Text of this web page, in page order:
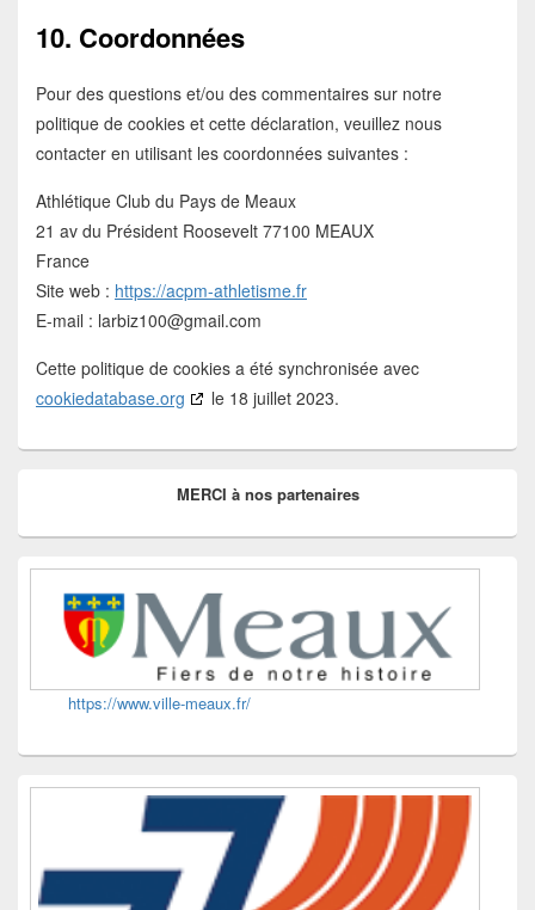
10. Coordonnées
Pour des questions et/ou des commentaires sur notre
politique de cookies et cette déclaration, veuillez nous
contacter en utilisant les coordonnées suivantes :
Athlétique Club du Pays de Meaux
21 av du Président Roosevelt 77100 MEAUX
France
Site web : https://acpm-athletisme.fr
E-mail : larbiz100@gmail.com
Cette politique de cookies a été synchronisée avec
cookiedatabase.org
le 18 juillet 2023.
widget
pour
latérale
MERCI à nos partenaires
https://www.ville-meaux.fr/